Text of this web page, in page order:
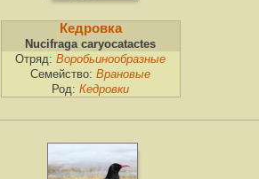
Кедровка
Nucifraga caryocatactes
Отряд: Воробьинообразные
Семейство: Врановые
Род: Кедровки